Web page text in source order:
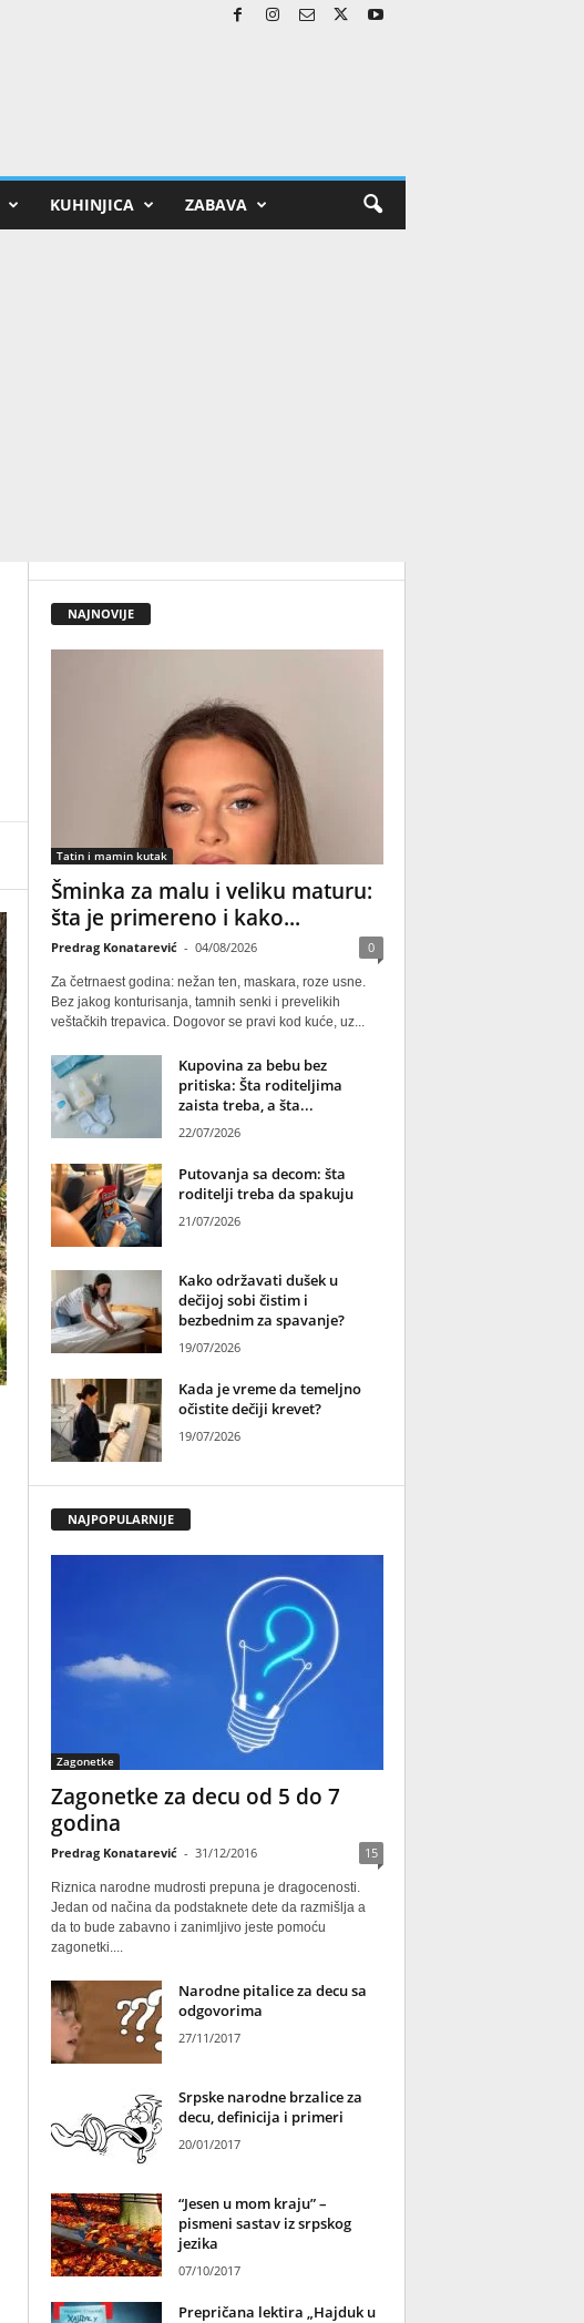
KUHINJICA ZABAVA
NAJNOVIJE
Tatin i mamin kutak
Šminka za malu i veliku maturu:
šta je primereno i kako...
Predrag Konatarević - 04/08/2026 0
Za četrnaest godina: nežan ten, maskara, roze usne.
Bez jakog konturisanja, tamnih senki i prevelikih
veštačkih trepavica. Dogovor se pravi kod kuće, uz...
Kupovina za bebu bez
pritiska: Šta roditeljima
zaista treba, a šta...
22/07/2026
Putovanja sa decom: šta
roditelji treba da spakuju
21/07/2026
Kako održavati dušek u
dečijoj sobi čistim i
bezbednim za spavanje?
19/07/2026
Kada je vreme da temeljno
očistite dečiji krevet?
19/07/2026
NAJPOPULARNIJE
Zagonetke
Zagonetke za decu od 5 do 7
godina
Predrag Konatarević - 31/12/2016 15
Riznica narodne mudrosti prepuna je dragocenosti.
Jedan od načina da podstaknete dete da razmišlja a
da to bude zabavno i zanimljivo jeste pomoću
zagonetki....
Narodne pitalice za decu sa
odgovorima
27/11/2017
Srpske narodne brzalice za
decu, definicija i primeri
20/01/2017
“Jesen u mom kraju” –
pismeni sastav iz srpskog
jezika
07/10/2017
Prepričana lektira „Hajduk u